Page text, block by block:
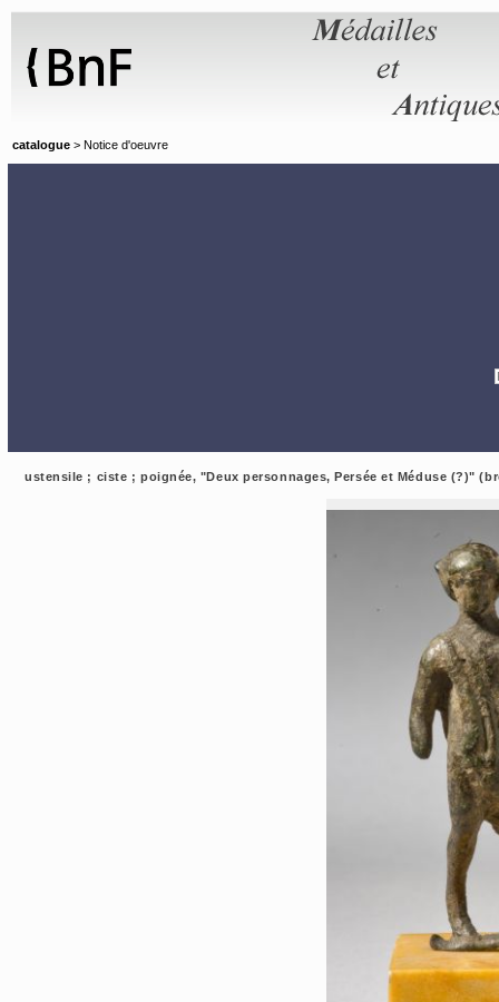
catalogue > Notice d'oeuvre
ustensile ; ciste ; poignée, "Deux personnages, Persée et Méduse (?)"